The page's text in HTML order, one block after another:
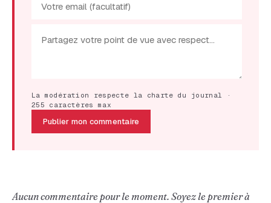
La modération respecte la charte du journal ·
255 caractères max
Publier mon commentaire
Aucun commentaire pour le moment. Soyez le premier à